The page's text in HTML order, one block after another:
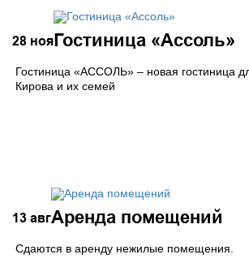
28 нояГостиница «Ассоль»
Гостиница «АССОЛЬ» – новая гостиница
Кирова и их семей
13 авгАренда помещений
Сдаются в аренду нежилые помещения.